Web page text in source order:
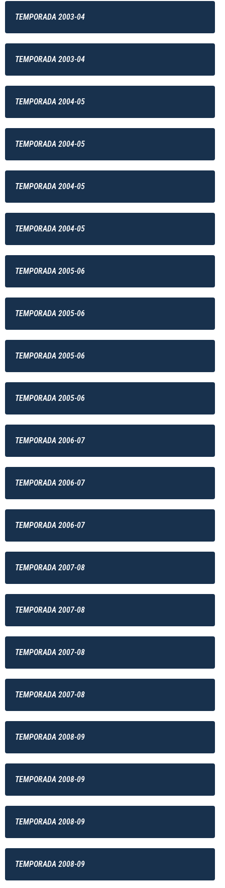
TEMPORADA 2003-04
TEMPORADA 2003-04
TEMPORADA 2004-05
TEMPORADA 2004-05
TEMPORADA 2004-05
TEMPORADA 2004-05
TEMPORADA 2005-06
TEMPORADA 2005-06
TEMPORADA 2005-06
TEMPORADA 2005-06
TEMPORADA 2006-07
TEMPORADA 2006-07
TEMPORADA 2006-07
TEMPORADA 2007-08
TEMPORADA 2007-08
TEMPORADA 2007-08
TEMPORADA 2007-08
TEMPORADA 2008-09
TEMPORADA 2008-09
TEMPORADA 2008-09
TEMPORADA 2008-09